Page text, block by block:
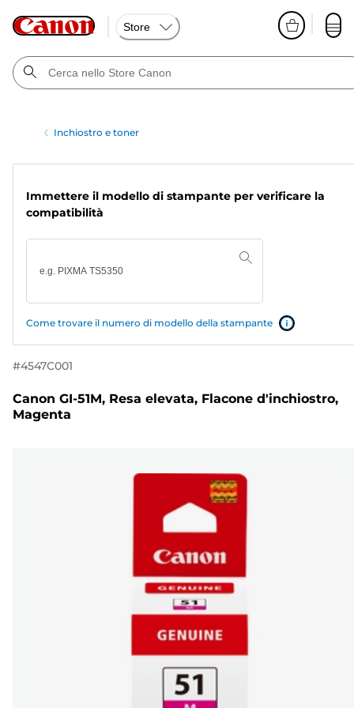
Store
Inchiostro e toner
Immettere il modello di stampante per verificare la
compatibilità
Come trovare il numero di modello della stampante
#4547C001
Canon GI-51M, Resa elevata, Flacone d'inchiostro,
Magenta